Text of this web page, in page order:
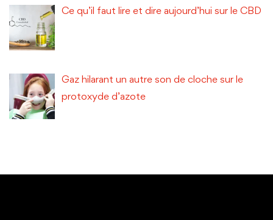
Ce qu’il faut lire et dire aujourd’hui sur le CBD
Gaz hilarant un autre son de cloche sur le
protoxyde d’azote